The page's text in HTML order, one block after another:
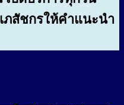
ภสัชกรให้คำแนะนำ